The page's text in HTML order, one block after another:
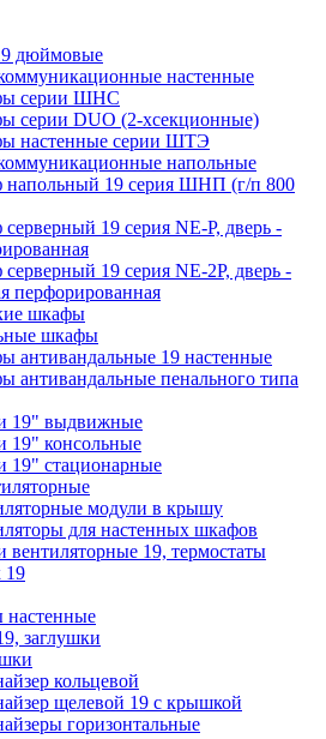
дюймовые
настенные
серии ШНС
серии DUO (2-хсекционные)
настенные серии ШТЭ
напольные
19 серия ШНП (г/п 800
19 серия NE-P, дверь -
19 серия NE-2P, дверь -
перфорированная
шкафы
шкафы
антивандальные 19 настенные
антивандальные пенального типа
19" выдвижные
19" консольные
19" стационарные
модули в крышу
для настенных шкафов
вентиляторные 19, термостаты
19
заглушки
кольцевой
щелевой 19 с крышкой
горизонтальные